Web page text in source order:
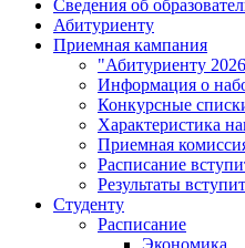
Сведения об
Абитуриенту
Приемная кампания
"Абитуриенту
Информация о
Конкурсные
Характеристика
Приемная
Расписание
Результаты
Студенту
Расписание
Экономика